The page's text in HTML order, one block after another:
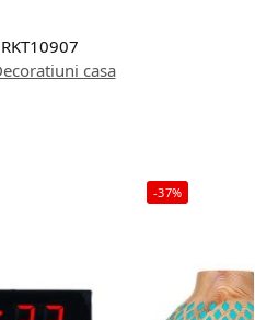
casa
-37%